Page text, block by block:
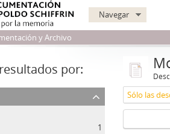
Navegar
y Archivo
por:
1
Sólo las